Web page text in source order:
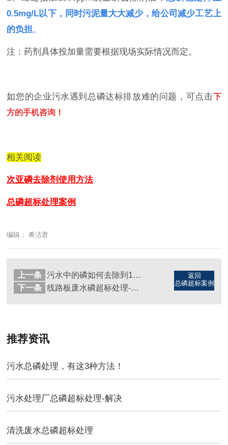
0.5mg/L以下，同时污泥量大大减少，给公司减少工艺上
的负担。
注：药剂具体投加量需要根据现场实际情况而定。
如您的企业污水遇到总磷达标排放难的问题，可点击下
方的手机咨询！
相关阅读
次亚磷去除剂使用方法
总磷超标处理案例
编辑： 希洁君
返回
总磷超标案例
上一条
污水中的磷如何去除到1以下-这个方法好
下一条
线路板废水磷超标处理-案例版
推荐资讯
污水总磷处理，有这3种方法！
污水处理厂总磷超标处理-解决
清洗废水总磷超标处理